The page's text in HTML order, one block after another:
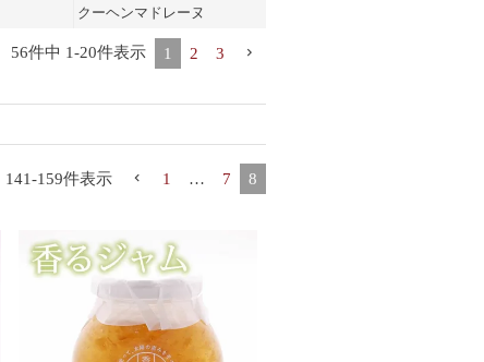
クーヘンマドレーヌ
56件中 1-20件表示 1 2 3
141-159件表示 1 … 7 8